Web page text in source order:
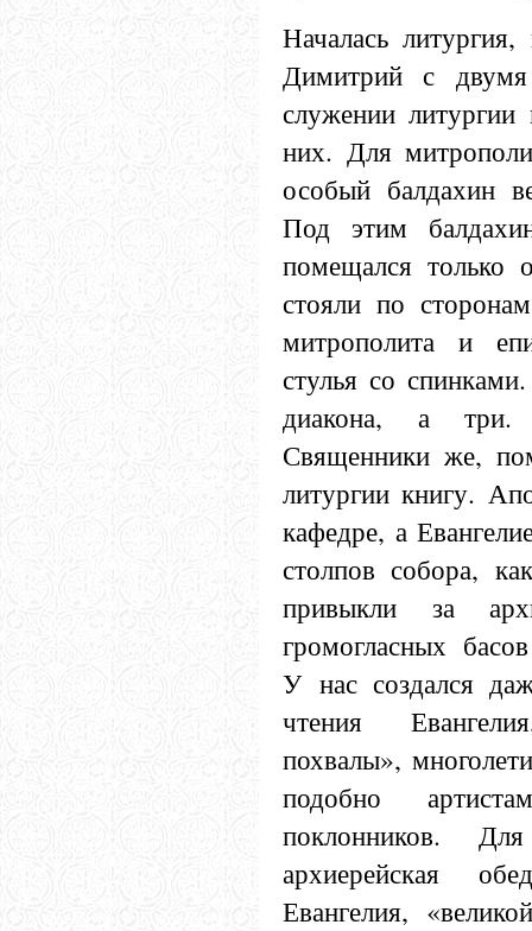
Началась
Димитрий с двумя
служении
них. Для
особый балдахин
Под этим
помещался только
стояли по
митрополита и
стулья со
диакона, а три.
Священники же,
литургии книгу.
кафедре, а
столпов собора,
привыкли за
громогласных
У нас создался
чтения
похвалы»,
подобно
поклонников.
архиерейская
Евангелия,